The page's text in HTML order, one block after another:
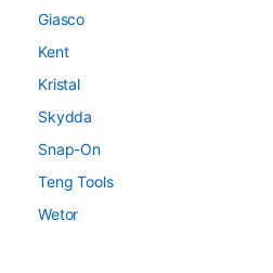
Giasco
Kent
Kristal
Skydda
Snap-On
Teng Tools
Wetor